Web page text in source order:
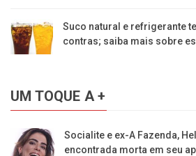
Suco natural e refrigerante
contras; saiba mais sobre
UM TOQUE A +
Socialite e ex-A Fazenda,
encontrada morta em seu